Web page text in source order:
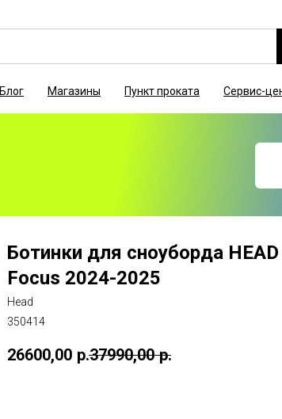
Блог Магазины Пункт проката Сервис-
Ботинки для сноуборда
Focus 2024-2025
Head
350414
26600,00 р.37990,00 р.